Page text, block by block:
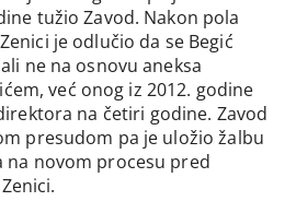
tužio Zavod. Nakon pola
je odlučio da se Begić
ne na osnovu aneksa
već onog iz 2012. godine
na četiri godine. Zavod
presudom pa je uložio žalbu
na novom procesu pred